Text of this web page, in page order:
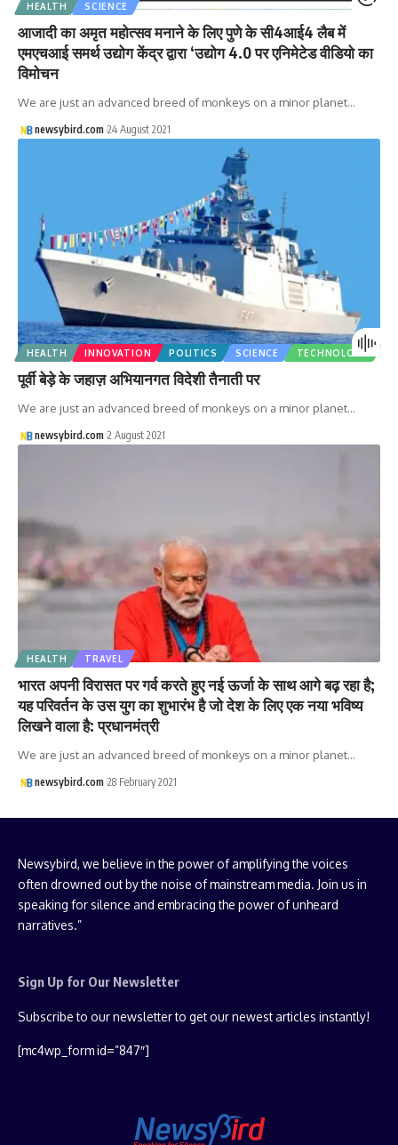
HEALTH SCIENCE
आजादी का अमृत महोत्सव मनाने के लिए पुणे के सी4आई4 लैब में
एमएचआई समर्थ उद्योग केंद्र द्वारा ‘उद्योग 4.0 पर एनिमेटेड वीडियो का
विमोचन
We are just an advanced breed of monkeys on a minor planet…
newsybird.com 24 August 2021
HEALTH INNOVATION POLITICS SCIENCE TECHNOLOGY
पूर्वी बेड़े के जहाज़ अभियानगत विदेशी तैनाती पर
We are just an advanced breed of monkeys on a minor planet…
newsybird.com 2 August 2021
HEALTH TRAVEL
भारत अपनी विरासत पर गर्व करते हुए नई ऊर्जा के साथ आगे बढ़ रहा है;
यह परिवर्तन के उस युग का शुभारंभ है जो देश के लिए एक नया भविष्य
लिखने वाला है: प्रधानमंत्री
We are just an advanced breed of monkeys on a minor planet…
newsybird.com 28 February 2021
Newsybird, we believe in the power of amplifying the voices
often drowned out by the noise of mainstream media. Join us in
speaking for silence and embracing the power of unheard
narratives.”
Sign Up for Our Newsletter
Subscribe to our newsletter to get our newest articles instantly!
[mc4wp_form id=”847″]